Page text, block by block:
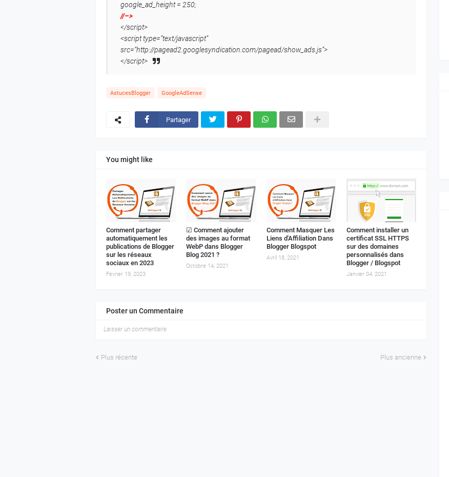
google_ad_height = 250;
//–>
</script>
<script type=”text/javascript”
src=”http://pagead2.googlesyndication.com/pagead/show_ads.js”>
</script>
AstucesBlogger GoogleAdSense
Partager
You might like
Comment partager
automatiquement les
publications de Blogger
sur les réseaux
sociaux en 2023
Fevrier 19, 2023
☑ Comment ajouter
des images au format
WebP dans Blogger
Blog 2021 ?
Octobre 14, 2021
Comment Masquer Les
Liens d'Affiliation Dans
Blogger Blogspot
Avril 18, 2021
Comment installer un
certificat SSL HTTPS
sur des domaines
personnalisés dans
Blogger / Blogspot
Janvier 04, 2021
Poster un Commentaire
Laisser un commentaire
Plus récente Plus ancienne